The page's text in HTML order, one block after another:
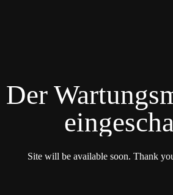
Der
Site will be available soon. Thank